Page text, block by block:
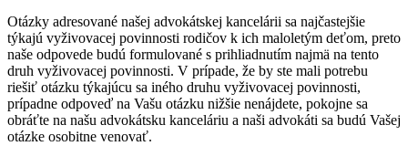
Otázky adresované našej advokátskej kancelárii sa najčastejšie
týkajú vyživovacej povinnosti rodičov k ich maloletým deťom, preto
naše odpovede budú formulované s prihliadnutím najmä na tento
druh vyživovacej povinnosti. V prípade, že by ste mali potrebu
riešiť otázku týkajúcu sa iného druhu vyživovacej povinnosti,
prípadne odpoveď na Vašu otázku nižšie nenájdete, pokojne sa
obráťte na našu advokátsku kanceláriu a naši advokáti sa budú Vašej
otázke osobitne venovať.